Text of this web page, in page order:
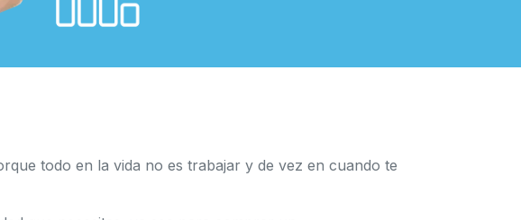
todo en la vida no es trabajar y de vez en cuando te